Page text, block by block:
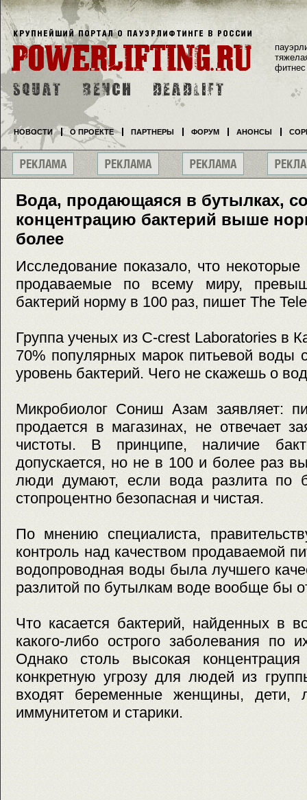
Вода, продающаяся в бутылках,
концентрацию бактерий выше
более
Исследование показало, что
продаваемые по всему миру,
бактерий норму в 100 раз, пишет The
Группа ученых из C-crest Laboratories в
70% популярных марок питьевой воды
уровень бактерий. Чего не скажешь о
Микробиолог Сониш Азам заявляет:
продается в магазинах, не отвечает
чистоты. В принципе, наличие
допускается, но не в 100 и более раз
люди думают, если вода разлита по
стопроцентно безопасная и чистая.
По мнению специалиста,
контроль над качеством продаваемой
водопроводная воды была лучшего
разлитой по бутылкам воде вообще бы
Что касается бактерий, найденных в
какого-либо острого заболевания по
Однако столь высокая
конкретную угрозу для людей из
входят беременные женщины, дети,
иммунитетом и старики.
фитнес
НОВОСТИ О ПРОЕКТЕ ПАРТНЕРЫ ФОРУМ АНОНСЫ